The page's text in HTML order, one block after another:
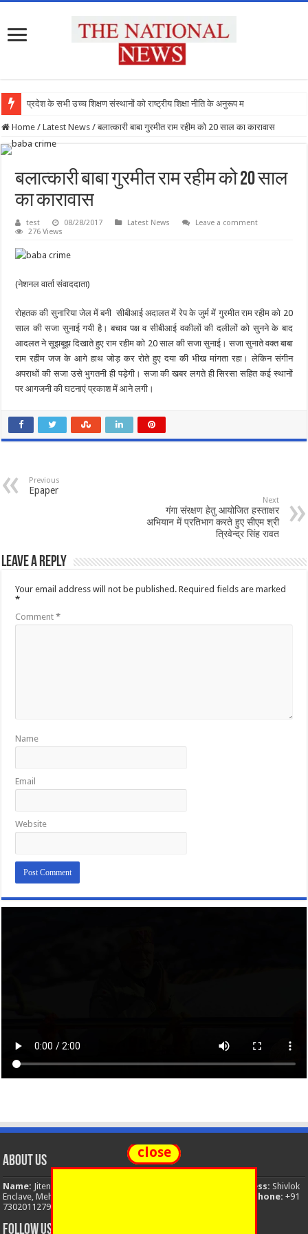
प्रदेश के सभी उच्च शिक्षण संस्थानों को राष्ट्रीय शिक्षा नीति के अनुरूप मॉडिफ
Home / Latest News / बलात्कारी बाबा गुरमीत राम रहीम को 20 साल का कारावास
बलात्कारी बाबा गुरमीत राम रहीम को 20 साल
का कारावास
test 08/28/2017 Latest News
Leave a comment
276 Views
(नेशनल वार्ता संवाददाता)
रोहतक की सुनारिया जेल में बनी सीबीआई अदालत में रेप के जुर्म में गुरमीत राम रहीम को 20
साल की सजा सुनाई गयी है। बचाव पक्ष व सीबीआई वकीलों की दलीलों को सुनने के बाद
आदलत ने सूझबूझ दिखाते हुए राम रहीम को 20 सालकी सजा सुनाई। सजा सुनाते वक्त बाबा
राम रहीम जज के आगे हाथ जोड़ कर रोते हुए दया की भीख मांगता रहा। लेकिन संगीन
अपराधों की सजा उसे भुगतनी ही पड़ेगी। सजा की खबर लगते ही सिरसा सहित कई स्थानों
पर आगजनी की घटनाएं प्रकाश में आने लगी।
Previous
Epaper
Next
गंगा संरक्षण हेतु आयोजित हस्ताक्षर
अभियान में प्रतिभाग करते हुए सीएम श्री
त्रिवेन्द्र सिंह रावत
Leave a Reply
Your email address will not be published. Required fields are marked
*
Comment*
Name
Email
Website
About Us
Name: Jitendra Singh Address: Shivlok
Enclave, Mehuwala Mafi, Dehradun, Uttarakhand, 248001, India
Phone: +91
7302011279
FOLLOW US
close